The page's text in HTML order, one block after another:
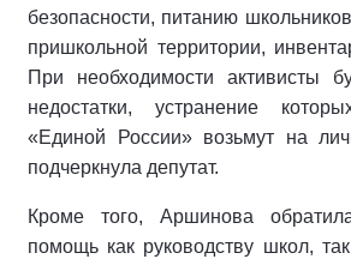
безопасности, питанию
пришкольной территории,
При необходимости активисты
недостатки, устранение
«Единой России» возьмут на
подчеркнула депутат.
Кроме того, Аршинова
помощь как руководству школ,